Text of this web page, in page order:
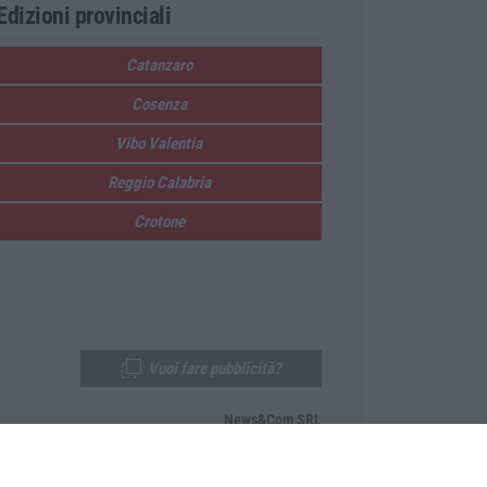
provinciali
Catanzaro
Cosenza
Vibo Valentia
Reggio Calabria
Crotone
News&Com SRL